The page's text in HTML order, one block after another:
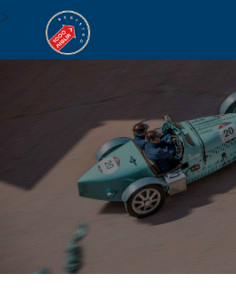
> be part of the